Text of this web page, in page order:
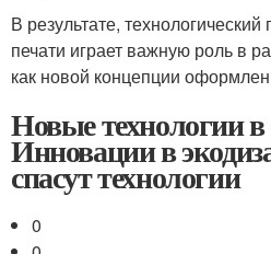
В результате, технологический
печати играет важную роль в
как новой концепции
Новые технологии в
Инновации в
спасут технологии
0